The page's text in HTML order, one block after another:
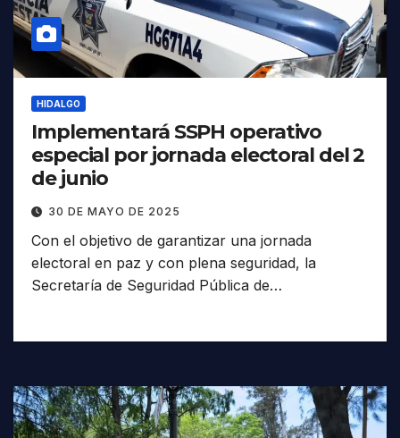
HIDALGO
Implementará SSPH operativo
especial por jornada electoral del 2
de junio
30 DE MAYO DE 2025
Con el objetivo de garantizar una jornada
electoral en paz y con plena seguridad, la
Secretaría de Seguridad Pública de…